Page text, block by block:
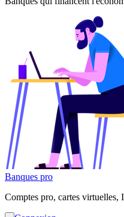
Banques pro
Comptes pro, cartes